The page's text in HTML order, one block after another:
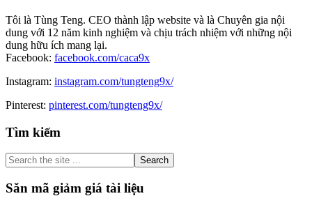
Tôi là Tùng Teng. CEO thành lập website và là Chuyên gia nội
dung với 12 năm kinh nghiệm và chịu trách nhiệm với những nội
dung hữu ích mang lại.
Facebook: facebook.com/caca9x
Instagram: instagram.com/tungteng9x/
Pinterest: pinterest.com/tungteng9x/
Primary
Sidebar
Tìm kiếm
Search
the
site
...
Săn mã giảm giá tài liệu